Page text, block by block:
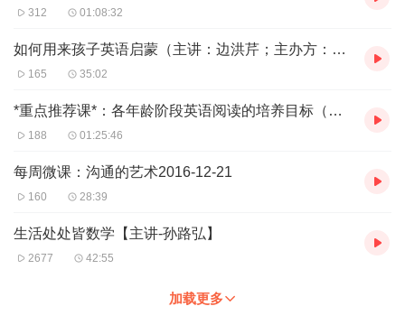
312 01:08:32
如何用来孩子英语启蒙（主讲：边洪芹；主办方：仓鼠宝宝）
165 35:02
*重点推荐课*：各年龄阶段英语阅读的培养目标（主讲：赵佳）201612-21
188 01:25:46
每周微课：沟通的艺术2016-12-21
160 28:39
生活处处皆数学【主讲-孙路弘】
2677 42:55
加载更多